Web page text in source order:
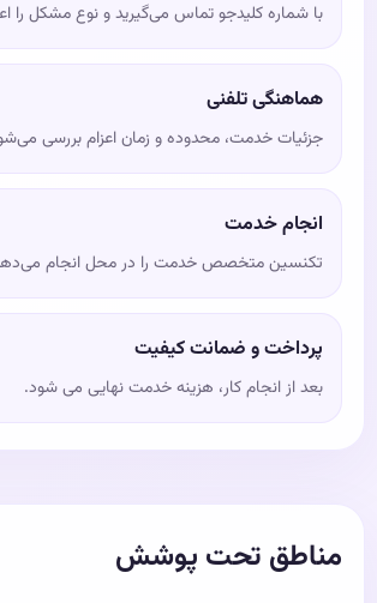
با شماره کلیدجو تماس می‌گیرید و نوع مشکل را
هماهنگی تلفنی
جزئیات خدمت، محدوده و زمان اعزام بررسی
انجام خدمت
تکنسین متخصص خدمت را در محل انجام
پرداخت و ضمانت کیفیت
بعد از انجام کار، هزینه خدمت نهایی می شود.
مناطق تحت پوشش